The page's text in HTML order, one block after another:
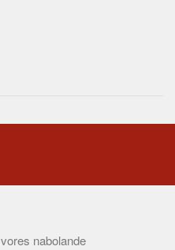
nabolande